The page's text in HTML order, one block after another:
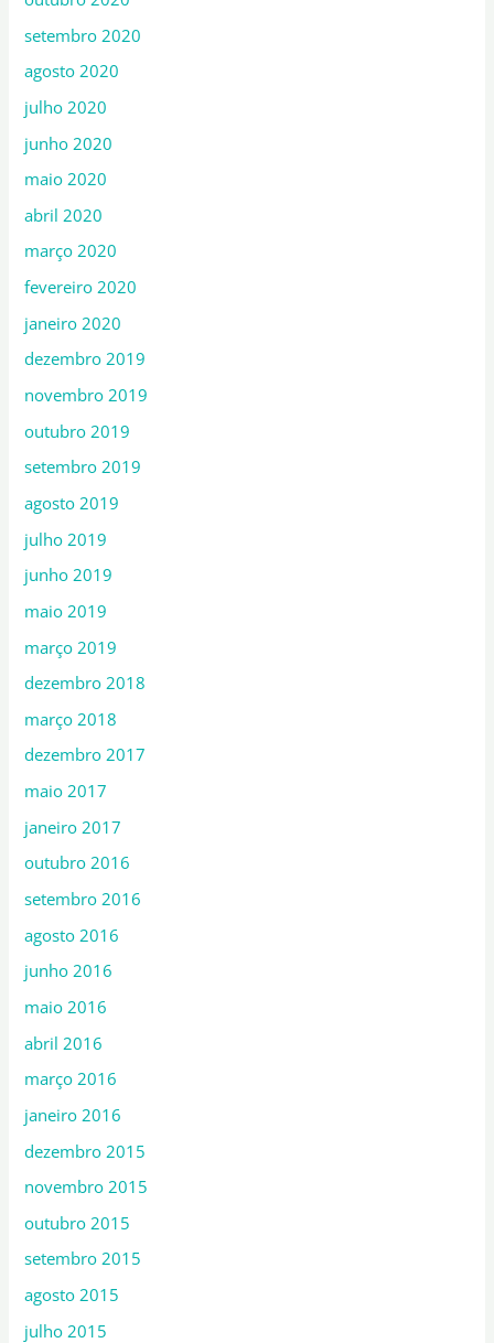
setembro 2020
agosto 2020
julho 2020
junho 2020
maio 2020
abril 2020
março 2020
fevereiro 2020
janeiro 2020
dezembro 2019
novembro 2019
outubro 2019
setembro 2019
agosto 2019
julho 2019
junho 2019
maio 2019
março 2019
dezembro 2018
março 2018
dezembro 2017
maio 2017
janeiro 2017
outubro 2016
setembro 2016
agosto 2016
junho 2016
maio 2016
abril 2016
março 2016
janeiro 2016
dezembro 2015
novembro 2015
outubro 2015
setembro 2015
agosto 2015
julho 2015